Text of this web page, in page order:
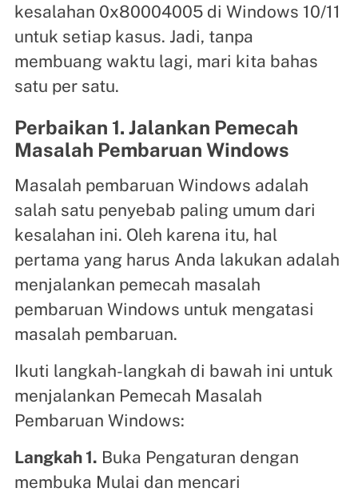
kesalahan 0x80004005 di Windows 10/11
untuk setiap kasus. Jadi, tanpa
membuang waktu lagi, mari kita bahas
satu per satu.
Perbaikan 1. Jalankan Pemecah
Masalah Pembaruan Windows
Masalah pembaruan Windows adalah
salah satu penyebab paling umum dari
kesalahan ini. Oleh karena itu, hal
pertama yang harus Anda lakukan adalah
menjalankan pemecah masalah
pembaruan Windows untuk mengatasi
masalah pembaruan.
Ikuti langkah-langkah di bawah ini untuk
menjalankan Pemecah Masalah
Pembaruan Windows:
Langkah 1. Buka Pengaturan dengan
membuka Mulai dan mencari